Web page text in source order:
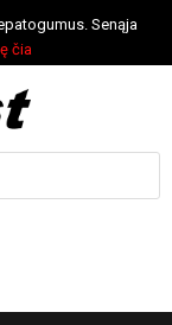
Senąja
čia